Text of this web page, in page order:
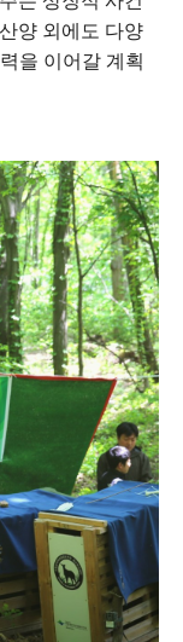
양 외에도 다양
을 이어갈 계획